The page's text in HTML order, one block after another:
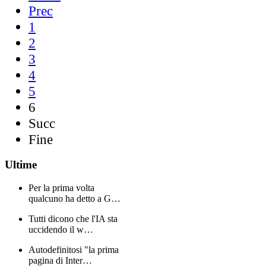
Prec
1
2
3
4
5
6
Succ
Fine
Ultime
Per la prima volta
qualcuno ha detto a G…
Tutti dicono che l'IA sta
uccidendo il w…
Autodefinitosi "la prima
pagina di Inter…